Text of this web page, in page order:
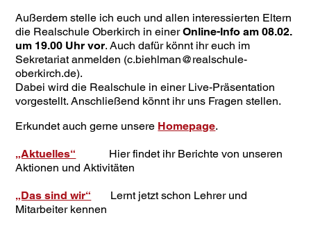
Außerdem stelle ich euch und allen interessierten Eltern
die Realschule Oberkirch in einerOnline-Info am 08.02.
um 19.00 Uhr vor. Auch dafür könnt ihr euch im
Sekretariat anmelden (c.biehlman@realschule-
oberkirch.de).
Dabei wird die Realschule in einer Live-Präsentation
vorgestellt. Anschließend könnt ihr uns Fragen stellen.
Erkundet auch gerne unsere Homepage.
„Aktuelles“ Hier findet ihr Berichte von unseren
Aktionen und Aktivitäten
„Das sind wir“
Lernt jetzt schon Lehrer und
Mitarbeiter kennen